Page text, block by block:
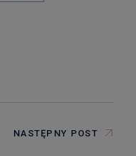
NASTĘPNY POST